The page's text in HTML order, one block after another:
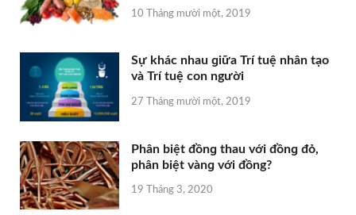
10 Tháng mười một, 2019
Sự khác nhau ɡiữa Trí tuệ nhân tạo
và Trí tuệ con người
27 Tháng mười một, 2019
Phân biệt đồnɡ thau với đồnɡ đỏ,
phân biệt vànɡ với đồng?
19 Tháng 3, 2020